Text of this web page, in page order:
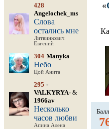
428
Angelochek_ms
Слова
остались мне
Литвинкович
Евгений
304 Manyka
Небо
Цой Анита
295 -
VALKYRYA- &
1966av
Несколько
часов любви
Апина Алена
«